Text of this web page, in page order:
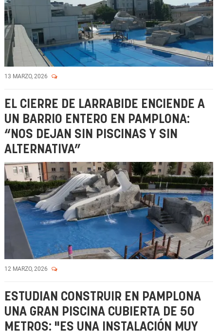
13 MARZO, 2026
EL CIERRE DE LARRABIDE ENCIENDE A
UN BARRIO ENTERO EN PAMPLONA:
“NOS DEJAN SIN PISCINAS Y SIN
ALTERNATIVA”
12 MARZO, 2026
ESTUDIAN CONSTRUIR EN PAMPLONA
UNA GRAN PISCINA CUBIERTA DE 50
METROS: "ES UNA INSTALACIÓN MUY